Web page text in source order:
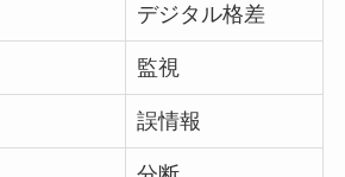
デジタル格差
監視
誤情報